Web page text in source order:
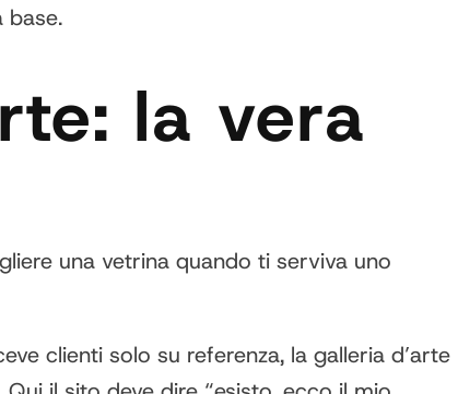
base.
la vera
una vetrina quando ti serviva uno
clienti solo su referenza, la galleria d’arte